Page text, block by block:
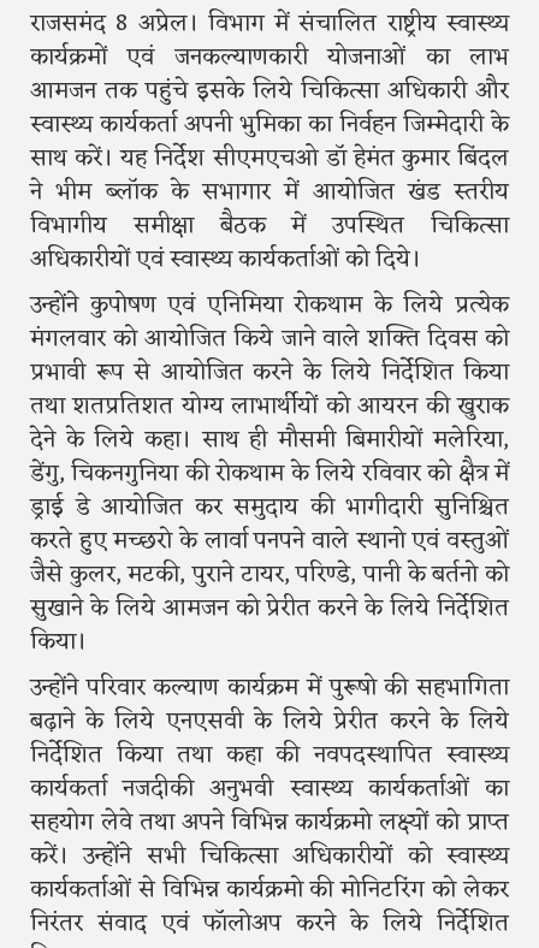
राजसमंद 8 अप्रेल। विभाग में संचालित राष्ट्रीय स्वास्थ्य
कार्यक्रमों एवं जनकल्याणकारी योजनाओं का लाभ
आमजन तक पहुंचे इसके लिये चिकित्सा अधिकारी और
स्वास्थ्य कार्यकर्ता अपनी भुमिका का निर्वहन जिम्मेदारी के
साथ करें। यह निर्देश सीएमएचओ डॉ हेमंत कुमार बिंदल
ने भीम ब्लॉक के सभागार में आयोजित खंड स्तरीय
विभागीय समीक्षा बैठक में उपस्थित चिकित्सा
अधिकारीयों एवं स्वास्थ्य कार्यकर्ताओं को दिये।
उन्होंने कुपोषण एवं एनिमिया रोकथाम के लिये प्रत्येक
मंगलवार को आयोजित किये जाने वाले शक्ति दिवस को
प्रभावी रूप से आयोजित करने के लिये निर्देशित किया
तथा शतप्रतिशत योग्य लाभार्थीयों को आयरन की खुराक
देने के लिये कहा। साथ ही मौसमी बिमारीयों मलेरिया,
डेंगु, चिकनगुनिया की रोकथाम के लिये रविवार को क्षैत्र में
ड्राई डे आयोजित कर समुदाय की भागीदारी सुनिश्चित
करते हुए मच्छरो के लार्वा पनपने वाले स्थानो एवं वस्तुओं
जैसे कुलर, मटकी, पुराने टायर, परिण्डे, पानी के बर्तनो को
सुखाने के लिये आमजन को प्रेरीत करने के लिये निर्देशित
किया।
उन्होंने परिवार कल्याण कार्यक्रम में पुरूषो की सहभागिता
बढ़ाने के लिये एनएसवी के लिये प्रेरीत करने के लिये
निर्देशित किया तथा कहा की नवपदस्थापित स्वास्थ्य
कार्यकर्ता नजदीकी अनुभवी स्वास्थ्य कार्यकर्ताओं का
सहयोग लेवे तथा अपने विभिन्न कार्यक्रमो लक्ष्यों को प्राप्त
करें। उन्होंने सभी चिकित्सा अधिकारीयों को स्वास्थ्य
कार्यकर्ताओं से विभिन्न कार्यक्रमो की मोनिटरिंग को लेकर
निरंतर संवाद एवं फॉलोअप करने के लिये निर्देशित